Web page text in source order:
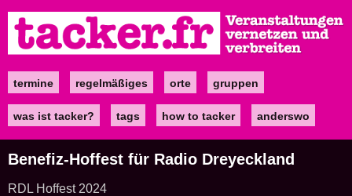
zum
Inhalt
Maintermine regelmäßiges orte gruppen
was ist tacker? tags how to tacker anderswo
Benefiz-Hoffest für Radio Dreyeckland
RDL Hoffest 2024